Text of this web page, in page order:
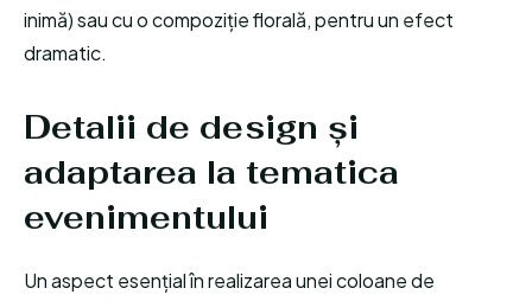
inimă) sau cu o compoziție florală, pentru un efect
dramatic.
Detalii de design și
adaptarea la tematica
evenimentului
Un aspect esențial în realizarea unei coloane de